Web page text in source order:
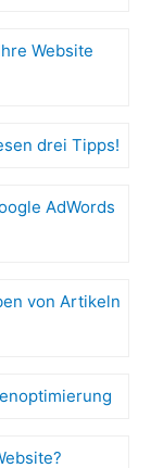
Website
drei Tipps!
AdWords
von Artikeln